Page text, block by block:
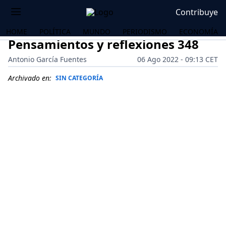
Contribuye
HOME POLÍTICA MUNDO PERIODISMO ECONOMÍA
Pensamientos y reflexiones 348
Antonio García Fuentes
06 Ago 2022 - 09:13 CET
Archivado en: SIN CATEGORÍA